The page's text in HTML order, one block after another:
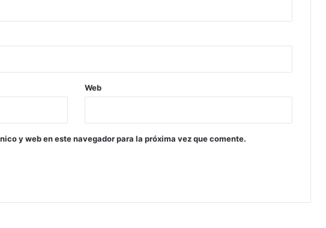
Web
y web en este navegador para la próxima vez que comente.